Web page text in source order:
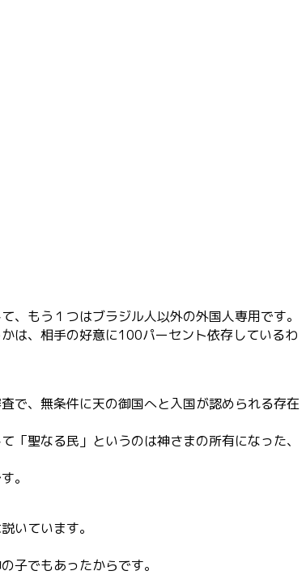
て、もう１つはブラジル人以外の外国人専用です。
かは、相手の好意に100パーセント依存しているわ
で、無条件に天の御国へと入国が認められる存在
て「聖なる民」というのは神さまの所有になった、
す。
いています。
子でもあったからです。